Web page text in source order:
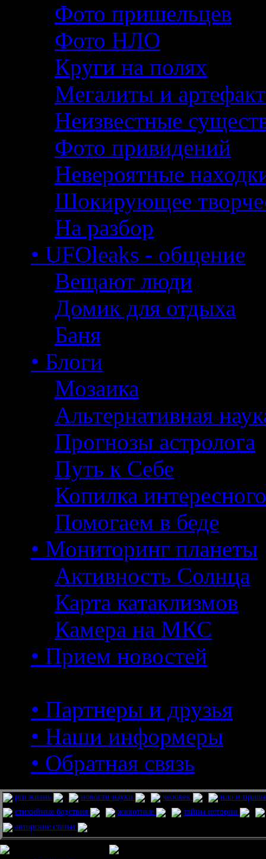
Фото пришельцев
Фото НЛО
Круги на полях
Мегалиты и
Неизвестные
Фото привидений
Невероятные
Шокирующее
На разбор
• UFOleaks - общение
Вещают люди
Домик для отдыха
Баня
• Блоги
Мозаика
Альтернативная
Прогнозы астролога
Путь к Себе
Копилка интересного
Помогаем в беде
• Мониторинг планеты
Активность Солнца
Карта катаклизмов
Камера на МКС
• Прием новостей
• Партнеры и друзья
• Наши информеры
• Обратная связь
pro жизнь новости науки человек
нло и
стихийные бедствия
животные
тайны истории
авторские статьи